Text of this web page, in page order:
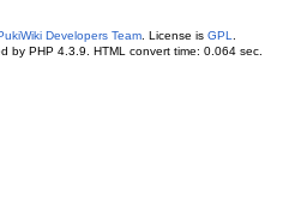
Developers Team. License is GPL
by PHP 4.3.9. HTML convert time: 0.064 sec.